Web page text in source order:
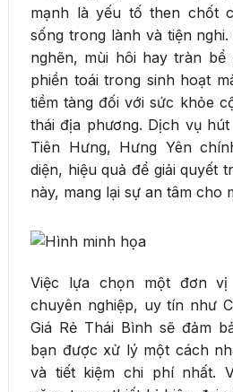
mạnh là yếu tố then chốt
sống trong lành và tiện
nghẽn, mùi hôi hay tràn
phiền toái trong sinh hoạt
tiềm tàng đối với sức khỏe
thái địa phương. Dịch vụ
Tiên Hưng, Hưng Yên
diện, hiệu quả để giải quyết
này, mang lại sự an tâm cho
Việc lựa chọn một đơn
chuyên nghiệp, uy tín như
Giá Rẻ Thái Bình sẽ đảm
bạn được xử lý một cách
và tiết kiệm chi phí nhất.